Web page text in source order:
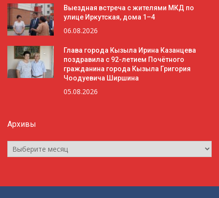
Выездная встреча с жителями МКД по
улице Иркутская, дома 1–4
06.08.2026
Глава города Кызыла Ирина Казанцева
поздравила с 92-летием Почётного
гражданина города Кызыла Григория
Чоодуевича Ширшина
05.08.2026
Архивы
Архивы